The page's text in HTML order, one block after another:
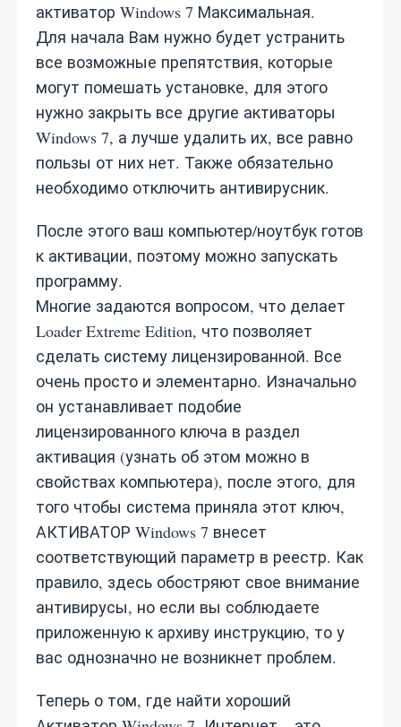
активатор Windows 7 Максимальная.
Для начала Вам нужно будет устранить
все возможные препятствия, которые
могут помешать установке, для этого
нужно закрыть все другие активаторы
Windows 7, а лучше удалить их, все равно
пользы от них нет. Также обязательно
необходимо отключить антивирусник.
После этого ваш компьютер/ноутбук готов
к активации, поэтому можно запускать
программу.
Многие задаются вопросом, что делает
Loader Extreme Edition, что позволяет
сделать систему лицензированной. Все
очень просто и элементарно. Изначально
он устанавливает подобие
лицензированного ключа в раздел
активация (узнать об этом можно в
свойствах компьютера), после этого, для
того чтобы система приняла этот ключ,
АКТИВАТОР Windows 7 внесет
соответствующий параметр в реестр. Как
правило, здесь обостряют свое внимание
антивирусы, но если вы соблюдаете
приложенную к архиву инструкцию, то у
вас однозначно не возникнет проблем.
Теперь о том, где найти хороший